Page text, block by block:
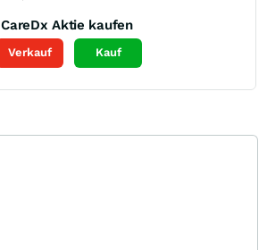
CareDx Aktie kaufen
Verkauf Kauf